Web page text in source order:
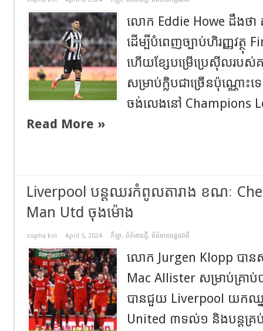
លោក Eddie Howe ដឹងថា
ដើម្បីបំពេញច្បាប់ហិរញ្ញវត្ថុ
ហើយខ្សែបម្រើប្រេស៊ីលរបស់
សម្រាប់ក្លិបជាច្រើនប៉ុណ្ណោះទ
ចង់លេងនៅ Champions
Read More »
Liverpool បន្តឈរកំពូលតារាង ខណៈ
Man Utd ចុងម៉ោង
sopha kol April 5, 2024 កីឡា, ព័ត៌មានថ្មី, ព័ត៌មានអន្តរជាតិ
លោក Jurgen Klopp បាន
Mac Allister សម្រាប់គ្រាប់
បានជួយ Liverpool យកឈ្
United ៣ទល់១ និងបន្តគ្រ